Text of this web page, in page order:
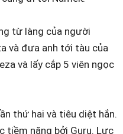
từ làng của người
và đưa anh tới tàu của
và lấy cắp 5 viên ngọc
thứ hai và tiêu diệt hắn.
tiềm năng bởi Guru. Lực